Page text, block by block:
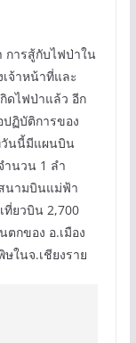
การสู้กับไฟป่าใน
จ้าหน้าที่และ
ดไฟป่าแล้ว อีก
ฏิบัติการของ
วันนี้มีแผนบิน
ำนวน 1 ลำ
นามบินแม่ฟ้า
ที่ยวบิน 2,700
กของ อ.เมือง
ในจ.เชียงราย